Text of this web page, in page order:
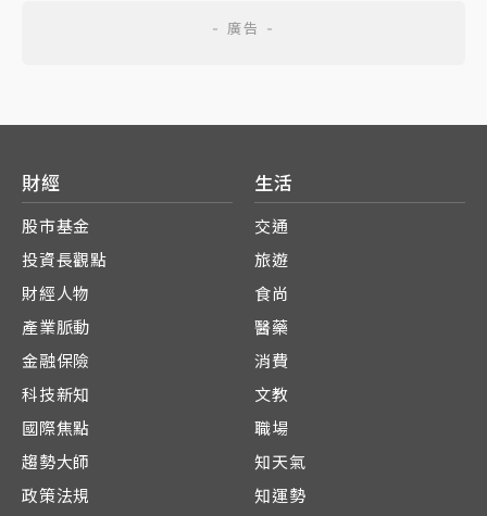
財經
股市基金
投資長觀點
財經人物
產業脈動
金融保險
科技新知
國際焦點
趨勢大師
政策法規
生活
交通
旅遊
食尚
醫藥
消費
文教
職場
知天氣
知運勢